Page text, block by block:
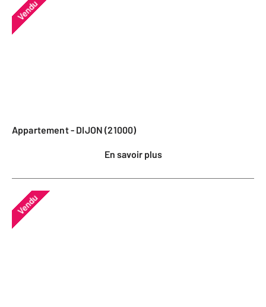
Vendu
Appartement - DIJON (21000)
En savoir plus
Vendu